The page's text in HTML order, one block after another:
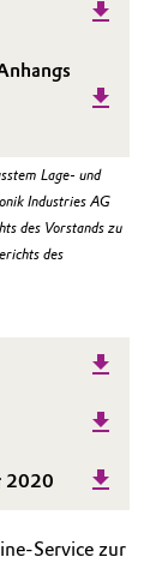
Lage- und
Industries AG
des Vorstands zu
des
2020
Service zur